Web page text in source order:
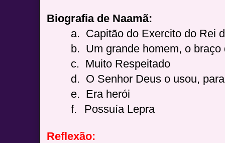
Biografia de Naamã:
a. Capitão do Exercito do Rei
b. Um grande homem, o
c. Muito Respeitado
d. O Senhor Deus o usou,
e. Era herói
f.
Possuía Lepra
Reflexão: